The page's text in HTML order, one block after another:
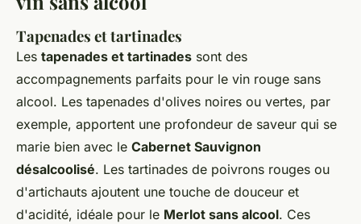
Tapenades et tartinades
Les tapenades et tartinades sont des
accompagnements parfaits pour le vin rouge sans
alcool. Les tapenades d'olives noires ou vertes, par
exemple, apportent une profondeur de saveur qui se
marie bien avec le Cabernet Sauvignon
désalcoolisé. Les tartinades de poivrons rouges ou
d'artichauts ajoutent une touche de douceur et
d'acidité, idéale pour le Merlot sans alcool. Ces